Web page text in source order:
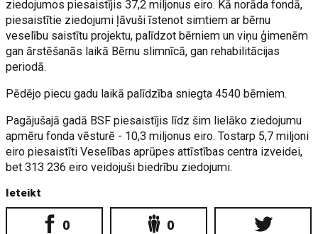
ziedojumos piesaistījis 37,2 miljonus eiro. Kā norāda fondā,
piesaistītie ziedojumi ļāvuši īstenot simtiem ar bērnu
veselību saistītu projektu, palīdzot bērniem un viņu ģimenēm
gan ārstēšanās laikā Bērnu slimnīcā, gan rehabilitācijas
periodā.
Pēdējo piecu gadu laikā palīdzība sniegta 4540 bērniem.
Pagājušajā gadā BSF piesaistījis līdz šim lielāko ziedojumu
apmēru fonda vēsturē - 10,3 miljonus eiro. Tostarp 5,7 miljoni
eiro piesaistīti Veselības aprūpes attīstības centra izveidei,
bet 313 236 eiro veidojuši biedrību ziedojumi.
Ieteikt
0 0